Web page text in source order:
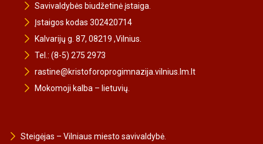
Savivaldybės biudžetinė įstaiga.
Įstaigos kodas 302420714
Kalvarijų g. 87, 08219 ,Vilnius.
Tel.: (8-5) 275 2973
rastine@kristoforoprogimnazija.vilnius.lm.lt
Mokomoji kalba – lietuvių.
Steigėjas – Vilniaus miesto savivaldybė.